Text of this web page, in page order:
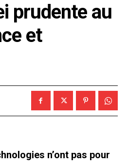
prudente au
et
n’ont pas pour